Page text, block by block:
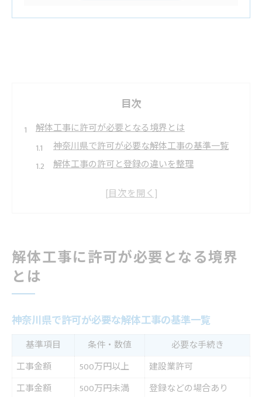
目次
解体工事に許可が必要となる境界とは
神奈川県で許可が必要な解体工事の基準一覧
解体工事の許可と登録の違いを整理
500万円未満の工事で許可は本当に不要か
れ
登録時に押さえたい解体工事のポイント
解体工事業登録と建設業許可の関係性
許認可の違いを実例で解説する解体工事の基礎知識
許可と登録の違いを解体工事の実例で比較
解体工事に許可が必要となる境界
とは
神奈川県で許可が必要な解体工事の基準一覧
基準項目 条件・数値
必要な手続き
工事金額
500万円以上
建設業許可
工事金額
500万円未満
登録などの場合あり